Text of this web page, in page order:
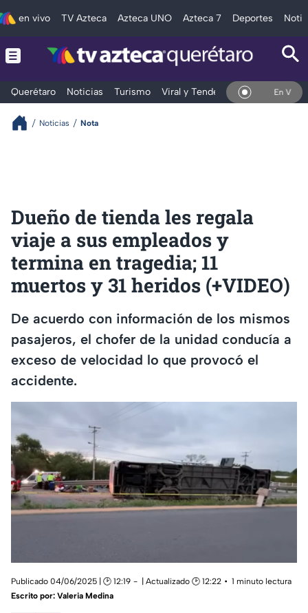
en vivo TV Azteca Azteca UNO Azteca 7 Deportes
Querétaro Noticias Turismo Viral y Tendencia ClimaEn Vivo
Noticias Nota
Dueño de tienda les regala
viaje a sus empleados y
termina en tragedia; 11
muertos y 31 heridos (+VIDEO)
De acuerdo con información de los mismos
pasajeros, el chofer de la unidad conducía a
exceso de velocidad lo que provocó el
accidente.
Publicado 04/06/2025 | 🕑 12:19 | Actualizado 🕑 12:22
1 minuto lectura
Escrito por: Valeria Medina